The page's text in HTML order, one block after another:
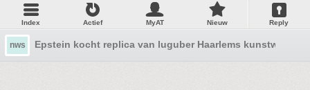
Index Actief MyAT Nieuw Reply
nws Epstein kocht replica van luguber Haarlems kunstwerk